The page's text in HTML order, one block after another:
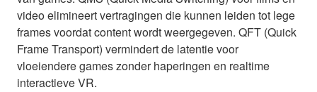
video elimineert vertragingen die kunnen leiden tot lege
frames voordat content wordt weergegeven. QFT (Quick
Frame Transport) vermindert de latentie voor
vloeiendere games zonder haperingen en realtime
interactieve VR.